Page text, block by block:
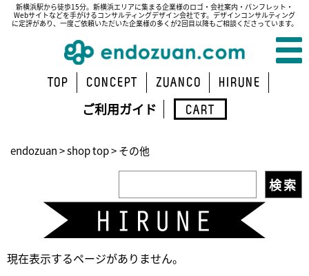
新横浜駅から徒歩15分。新横浜エリアに集まる企業様のロゴ・会社案内・パンフレット・
Webサイトなどを手がけるコンサルティングデザイン会社です。デザインコンサルティング
に定評があり、一度ご依頼いただいた企業様の多くが2回目以降もご相談くださっています。
TOP CONCEPT ZUANCO HIRUNE
ご利用ガイド CART
endozuan>shop top>その他
現在表示するページがありません。